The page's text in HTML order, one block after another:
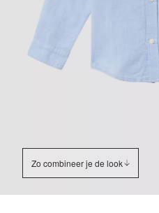
Zo combineer je de look